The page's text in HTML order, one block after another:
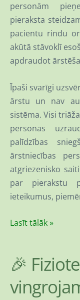
personām
pieraksta
pacientu rindu
akūtā stāvoklī
apdraudot
Īpaši svarīgi
ārstu un nav
sistēma. Visi
personas
palīdzības
ārstniecības
atgriezenisko
par pierakstu
ieteikumus,
Lasīt tālāk »
🎉